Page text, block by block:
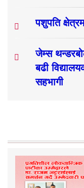
पशुपति
जेम्स
बढी
सहभागी